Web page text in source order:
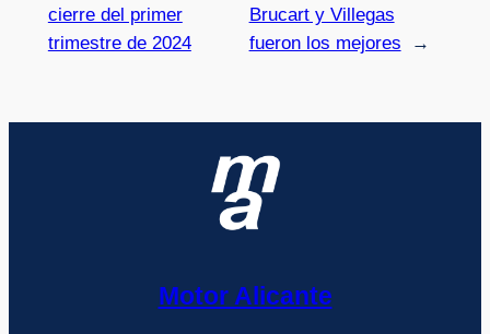
cierre del primer
trimestre de 2024
Brucart y Villegas
fueron los mejores
→
Motor Alicante